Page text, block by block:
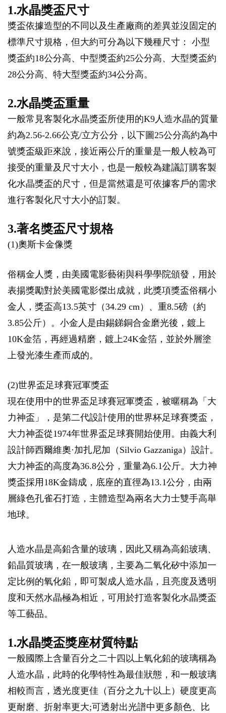
1.水晶獎盃尺寸
獎盃依據造型的不同以及生產廠商的差異並沒固定的
標準尺寸規格，但大約可分為以下幾種尺寸： 小型
獎盃約18公分高、中型獎盃約25公分高、大型獎盃約
28公分高、特大型獎盃約34公分高。
2.水晶獎盃重量
一般常見客製化水晶獎盃所使用的K9人造水晶的質量
約為2.56-2.66公克/立方公分，以下圖25公分高約為中
號獎盃級距來說，接近兩公斤的重量是一般人較為可
接受的重量及尺寸大小，也是一般較為建議訂購客製
化水晶獎盃的尺寸，但是當然還是可依據客戶的需求
進行客製化尺寸大小的訂製。
3.著名獎盃尺寸規格
(1)奧斯卡金像獎
俗稱金人獎，由美國電影藝術與科學學院頒發，用於
表揚獎勵對於美國電影傑出成就，此獎項獎盃俗稱小
金人，獎盃高13.5英寸（34.29 cm）、重8.5磅（約
3.85公斤）。小金人是由錫銻銅合金磨光後，鍍上
10K金箔，再經過精磨，鍍上24K金箔，並於外層塗
上發光漆生產而成的。
(2)世界盃足球賽冠軍獎盃
現在使用中的世界盃足球賽冠軍獎盃，被暱稱為「大
力神盃」，是第二代設計使用的世界杯足球賽獎盃，
大力神盃從1974年世界盃足球賽開始使用。由義大利
設計師西爾維奧·加扎尼加（Silvio Gazzaniga）設計。
大力神盃的高度為36.8公分，重量為6.1公斤。大力神
獎盃採用18K金鑄成，底座的直徑為13.1公分，由兩
層綠色孔雀石打造，主體造型為兩名大力士雙手高舉
地球。
人造水晶是高鉛含量的玻璃，因此又稱為高鉛玻璃、
鉛晶質玻璃，在一般玻璃，主要為二氧化矽中添加一
定比例的氧化鉛，即可製成人造水晶，且亮度及透明
度和天然水晶極為相近，可用於打造客製化水晶獎盃
等工藝品。
1.水晶獎盃獎座材質特點
一般國際上含量百分之二十四以上氧化鉛的玻璃稱為
人造水晶，此時的化學特性為最佳狀態，和一般玻璃
相較而言，透光度更佳（百分之九十以上）硬度更高
更耐磨、折射率更大;可透射出光譜中更多顏色、比